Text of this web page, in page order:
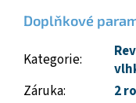
Doplňkové
Kategorie:
Záruka:
2